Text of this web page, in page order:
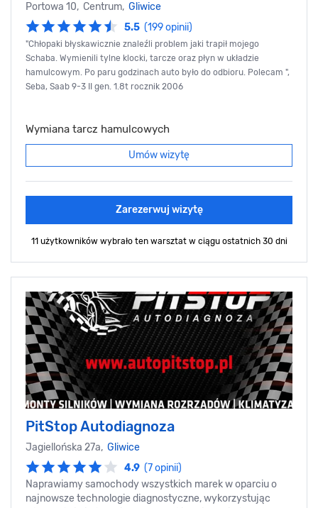
Portowa 10, Centrum, Gliwice
5.5 (199 opinii)
"Chłopaki błyskawicznie znaleźli problem jaki trapił mojego
Schaba. Wymienili tylne klocki, tarcze oraz płyn w układzie
hamulcowym. Po paru godzinach auto było do odbioru. Polecam ",
Seba, Saab 9-3 II gen. 1.8t rocznik 2006
Wymiana tarcz hamulcowych
Umów wizytę
Zarezerwuj wizytę
11 użytkowników wybrało ten warsztat w ciągu ostatnich 30 dni
PitStop Autodiagnoza
Jagiellońska 27a, Gliwice
4.9 (7 opinii)
Naprawiamy samochody wszystkich marek w oparciu o
najnowsze technologie diagnostyczne, wykorzystując